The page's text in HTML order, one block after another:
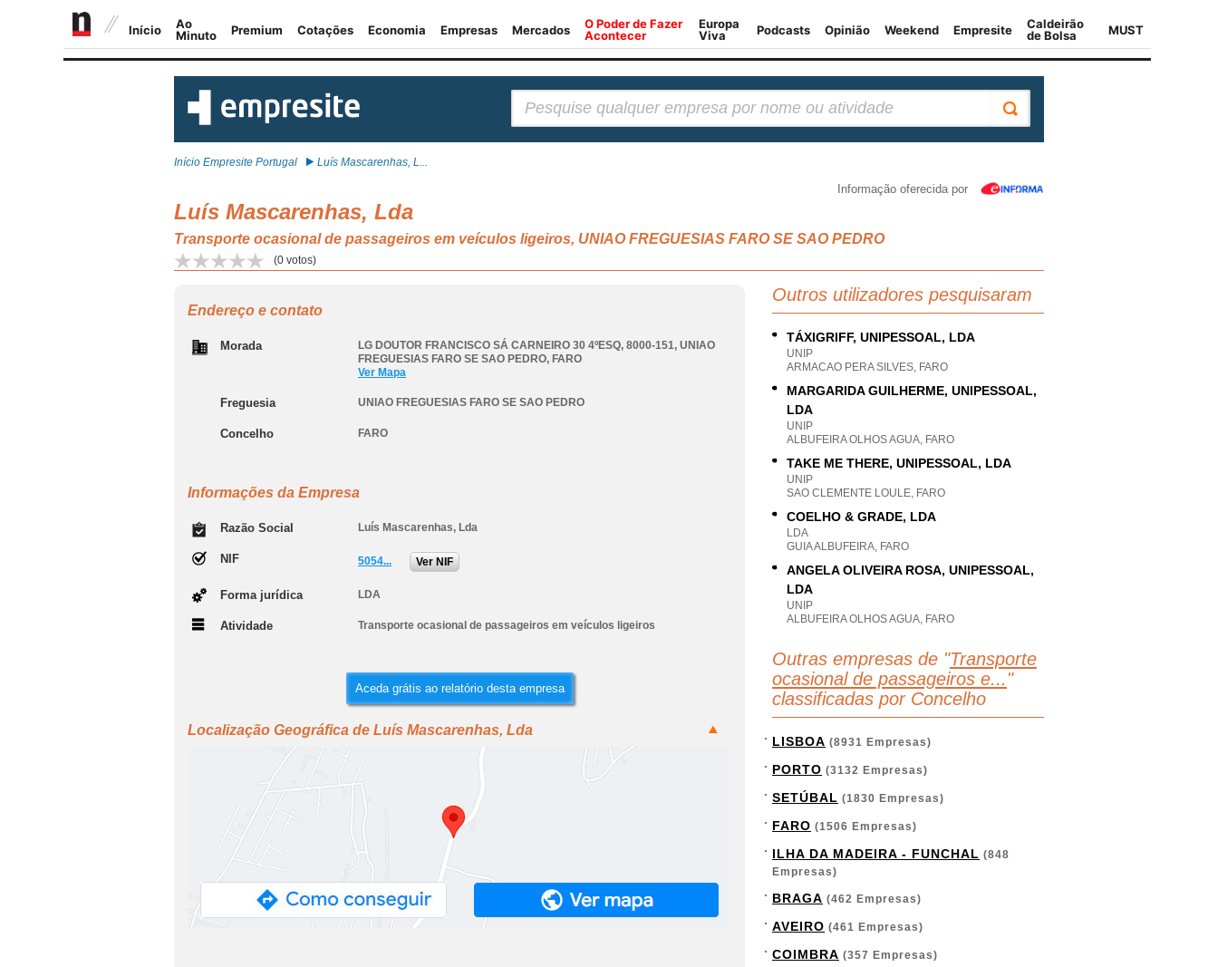
Início Empresite Portugal Luís Mascarenhas, L...
Informação oferecida por
Luís Mascarenhas, Lda
Transporte ocasional de passageiros em veículos ligeiros, UNIAO FREGUESIAS FARO SE SAO PEDRO
(0 votos)
Endereço e contato
Morada LG DOUTOR FRANCISCO SÁ CARNEIRO 30 4ºESQ, 8000-151, UNIAO
FREGUESIAS FARO SE SAO PEDRO, FARO
Ver Mapa
Freguesia UNIAO FREGUESIAS FARO SE SAO PEDRO
Concelho FARO
Informações da Empresa
Razão Social Luís Mascarenhas, Lda
NIF 5054... Ver NIF
Forma jurídica LDA
Atividade Transporte ocasional de passageiros em veículos ligeiros
Aceda grátis ao relatório desta empresa
Localização Geográfica de Luís Mascarenhas, Lda
Outros utilizadores pesquisaram
TÁXIGRIFF, UNIPESSOAL, LDA
UNIP
ARMACAO PERA SILVES, FARO
MARGARIDA GUILHERME, UNIPESSOAL,
LDA
UNIP
ALBUFEIRA OLHOS AGUA, FARO
TAKE ME THERE, UNIPESSOAL, LDA
UNIP
SAO CLEMENTE LOULE, FARO
COELHO & GRADE, LDA
LDA
GUIA ALBUFEIRA, FARO
ANGELA OLIVEIRA ROSA, UNIPESSOAL,
LDA
UNIP
ALBUFEIRA OLHOS AGUA, FARO
Outras empresas de "Transporte
ocasional de passageiros e... "
classificadas por Concelho
LISBOA (8931 Empresas)
PORTO (3132 Empresas)
SETÚBAL (1830 Empresas)
FARO (1506 Empresas)
ILHA DA MADEIRA - FUNCHAL (848
Empresas)
BRAGA (462 Empresas)
AVEIRO (461 Empresas)
COIMBRA (357 Empresas)